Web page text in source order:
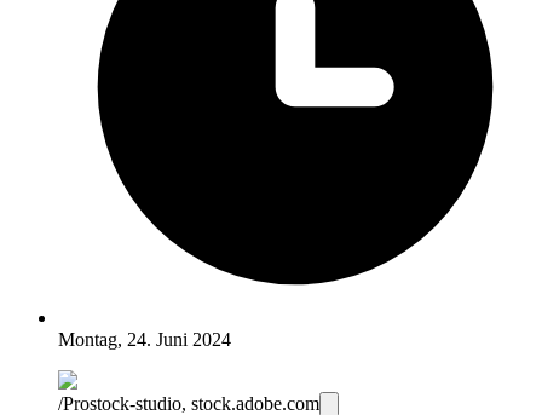
Montag, 24. Juni 2024
/Prostock-studio, stock.adobe.com